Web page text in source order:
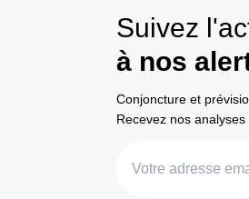
Suivez
à nos
Conjoncture et
Recevez nos analyses